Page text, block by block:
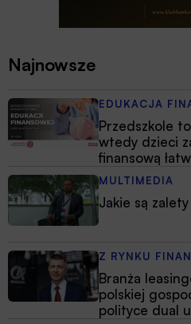
Najnowsze
EDUKACJA
Przedszkole
wtedy dzieci
finansową
MULTIMEDIA
Jakie są
Z RYNKU
Branża
polskiej
polityce dual